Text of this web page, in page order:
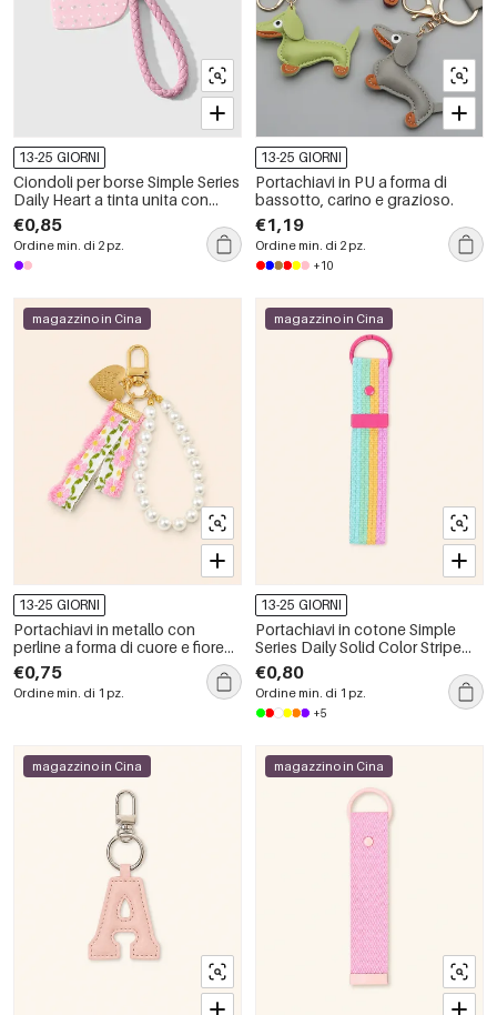
13-25 GIORNI
Ciondoli per borse Simple Series
Daily Heart a tinta unita con
stella in lega
€0,85
Ordine min. di 2 pz.
13-25 GIORNI
Portachiavi in PU a forma di
bassotto, carino e grazioso.
€1,19
Ordine min. di 2 pz.
+10
magazzino in Cina
13-25 GIORNI
Portachiavi in metallo con
perline a forma di cuore e fiore
della serie Simple Sweet Flower.
€0,75
Ordine min. di 1 pz.
magazzino in Cina
13-25 GIORNI
Portachiavi in cotone Simple
Series Daily Solid Color Stripe
Mixed Color Gradient Color
€0,80
Ordine min. di 1 pz.
+5
magazzino in Cina magazzino in Cina